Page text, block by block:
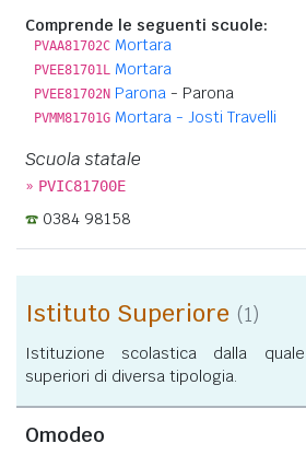
Comprende le seguenti scuole:
PVAA81702C Mortara
PVEE81701L Mortara
PVEE81702N Parona - Parona
PVMM81701G Mortara - Josti Travelli
Scuola statale
» PVIC81700E
0384 98158
Istituto Superiore (1)
Istituzione scolastica dalla
superiori di diversa tipologia.
Omodeo